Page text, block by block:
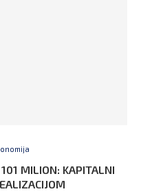
MILION: KAPITALNI